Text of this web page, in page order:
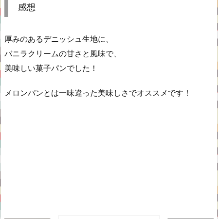
感想
厚みのあるデニッシュ生地に、
バニラクリームの甘さと風味で、
美味しい菓子パンでした！
メロンパンとは一味違った美味しさでオススメです！